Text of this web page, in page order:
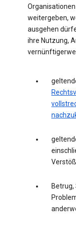
weitergeben,
ausgehen
ihre Nutzung,